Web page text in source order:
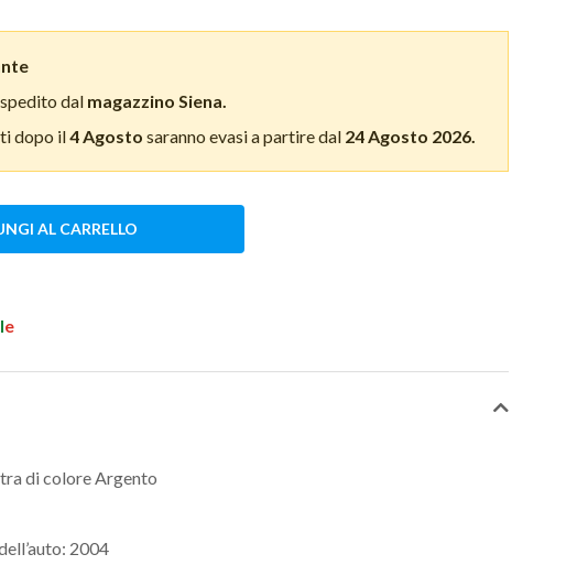
dal magazzino Siena.
dopo il4 Agosto saranno evasi a partire dal 24 Agosto 2026.
AL CARRELLO
le
di colore Argento
2004